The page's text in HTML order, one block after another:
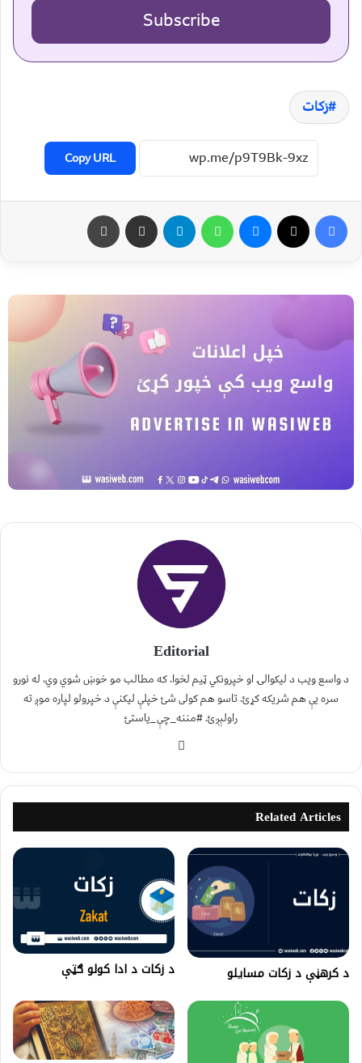
Subscribe
زکات
Copy URL
Editorial
د واسع ویب د لیکوالۍ او خپرونکي ټیم لخوا. که مطالب مو خوښ شوي وي، له نورو
سره یې هم شریکه کړئ. تاسو هم کولی شئ خپلې لیکنې د خپرولو لپاره موږ ته
راولېږئ. #مننه_چې_یاستئ
Related Articles
د كرهڼې د زكات مسایلو د زکات د ادا کولو ګټې